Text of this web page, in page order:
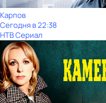
Карпов
Сегодня в 22:38
НТВ Сериал